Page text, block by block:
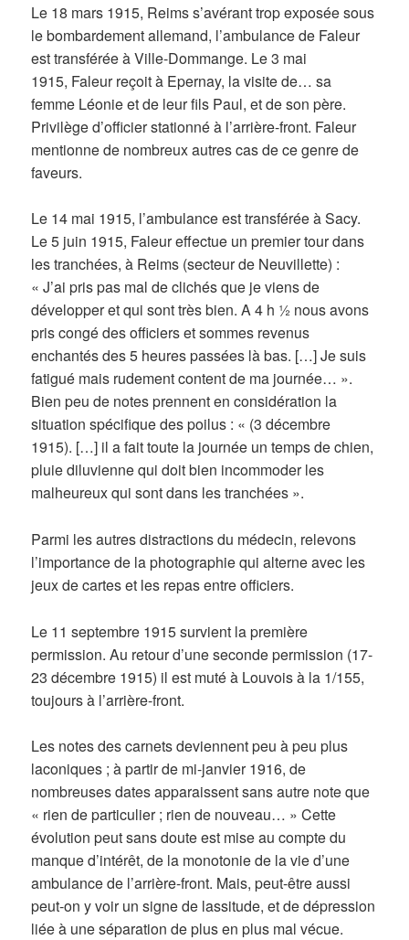
Le 18 mars 1915, Reims s’avérant trop exposée sous
le bombardement allemand, l’ambulance de Faleur
est transférée à Ville-Dommange. Le 3 mai
1915, Faleur reçoit à Epernay, la visite de… sa
femme Léonie et de leur fils Paul, et de son père.
Privilège d’officier stationné à l’arrière-front. Faleur
mentionne de nombreux autres cas de ce genre de
faveurs.
Le 14 mai 1915, l’ambulance est transférée à Sacy.
Le 5 juin 1915, Faleur effectue un premier tour dans
les tranchées, à Reims (secteur de Neuvillette) :
« J’ai pris pas mal de clichés que je viens de
développer et qui sont très bien. A 4 h ½ nous avons
pris congé des officiers et sommes revenus
enchantés des 5 heures passées là bas. […] Je suis
fatigué mais rudement content de ma journée… ».
Bien peu de notes prennent en considération la
situation spécifique des poilus : « (3 décembre
1915). […] il a fait toute la journée un temps de chien,
pluie diluvienne qui doit bien incommoder les
malheureux qui sont dans les tranchées ».
Parmi les autres distractions du médecin, relevons
l’importance de la photographie qui alterne avec les
jeux de cartes et les repas entre officiers.
Le 11 septembre 1915 survient la première
permission. Au retour d’une seconde permission (17-
23 décembre 1915) il est muté à Louvois à la 1/155,
toujours à l’arrière-front.
Les notes des carnets deviennent peu à peu plus
laconiques ; à partir de mi-janvier 1916, de
nombreuses dates apparaissent sans autre note que
« rien de particulier ; rien de nouveau… » Cette
évolution peut sans doute est mise au compte du
manque d’intérêt, de la monotonie de la vie d’une
ambulance de l’arrière-front. Mais, peut-être aussi
peut-on y voir un signe de lassitude, et de dépression
liée à une séparation de plus en plus mal vécue.